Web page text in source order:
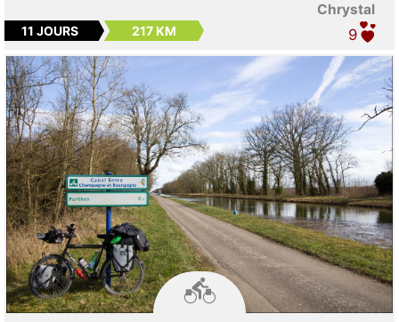
Chrystal
11 JOURS 217 KM 9
